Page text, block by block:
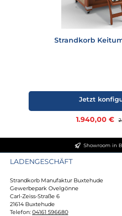
Strandkorb
1.940,00 €
Jetzt
Showroom in
LADENGESCHÄFT
Strandkorb Manufaktur Buxtehude
Gewerbepark Ovelgönne
Carl-Zeiss-Straße 6
21614 Buxtehude
Telefon: 04161 596680